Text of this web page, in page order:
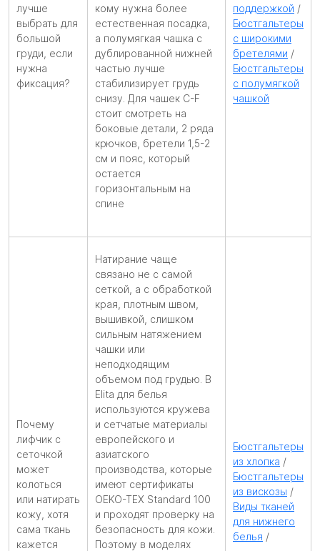
лучше
выбрать для
большой
груди, если
нужна
фиксация?
кому нужна более
естественная посадка,
а полумягкая чашка с
дублированной нижней
частью лучше
стабилизирует грудь
снизу. Для чашек C-F
стоит смотреть на
боковые детали, 2 ряда
крючков, бретели 1,5-2
см и пояс, который
остается
горизонтальным на
спине
поддержкой /
Бюстгальтеры
с широкими
бретелями /
Бюстгальтеры
с полумягкой
чашкой
Почему
лифчик с
сеточкой
может
колоться
или натирать
кожу, хотя
сама ткань
кажется
Натирание чаще
связано не с самой
сеткой, а с обработкой
края, плотным швом,
вышивкой, слишком
сильным натяжением
чашки или
неподходящим
объемом под грудью. В
Elita для белья
используются кружева
и сетчатые материалы
европейского и
азиатского
производства, которые
имеют сертификаты
OEKO-TEX Standard 100
и проходят проверку на
безопасность для кожи.
Поэтому в моделях
Бюстгальтеры
из хлопка /
Бюстгальтеры
из вискозы /
Виды тканей
для нижнего
белья /